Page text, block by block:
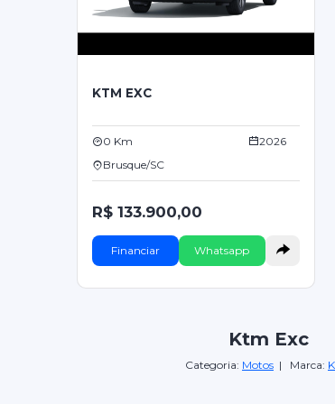
KTM EXC
0 Km
2026
Brusque/SC
R$ 133.900,00
Financiar Whatsapp
Ktm Exc
Categoria: Motos | Marca: